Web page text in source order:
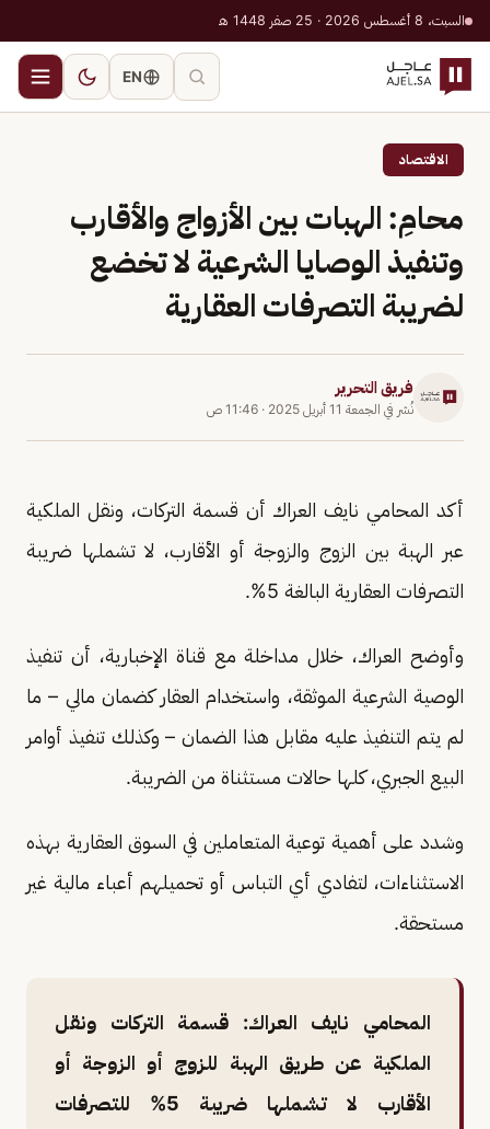
السبت، 8 أغسطس 2026 · 25 صفر 1448 هـ
EN
الاقتصاد
محامِ: الهبات بين الأزواج والأقارب
وتنفيذ الوصايا الشرعية لا تخضع
لضريبة التصرفات العقارية
فريق التحرير
نُشر في الجمعة 11 أبريل 2025 · 11:46 ص
أكد المحامي نايف العراك أن قسمة التركات، ونقل الملكية
عبر الهبة بين الزوج والزوجة أو الأقارب، لا تشملها ضريبة
التصرفات العقارية البالغة 5%.
وأوضح العراك، خلال مداخلة مع قناة الإخبارية، أن تنفيذ
الوصية الشرعية الموثقة، واستخدام العقار كضمان مالي – ما
لم يتم التنفيذ عليه مقابل هذا الضمان – وكذلك تنفيذ أوامر
البيع الجبري، كلها حالات مستثناة من الضريبة.
وشدد على أهمية توعية المتعاملين في السوق العقارية بهذه
الاستثناءات، لتفادي أي التباس أو تحميلهم أعباء مالية غير
مستحقة.
المحامي نايف العراك: قسمة التركات ونقل
الملكية عن طريق الهبة للزوج أو الزوجة أو
الأقارب لا تشملها ضريبة 5% للتصرفات